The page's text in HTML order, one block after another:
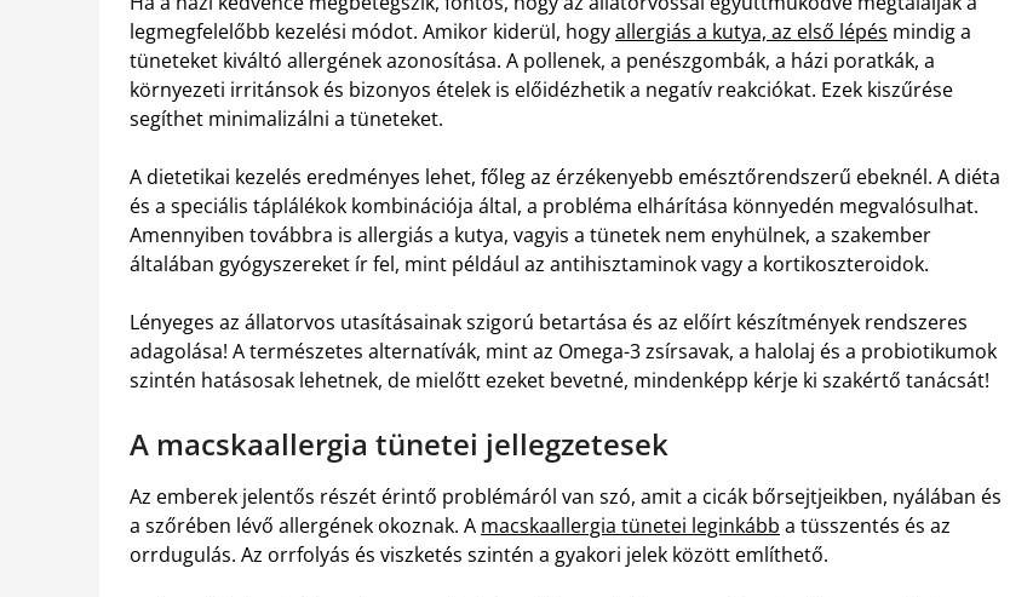
legmegfelelőbb kezelési módot. Amikor kiderül, hogyallergiás a kutya, az első lépés mindig a
tüneteket kiváltó allergének azonosítása. A pollenek, a penészgombák, a házi poratkák, a
környezeti irritánsok és bizonyos ételek is előidézhetik a negatív reakciókat. Ezek kiszűrése
segíthet minimalizálni a tüneteket.
A dietetikai kezelés eredményes lehet, főleg az érzékenyebb emésztőrendszerű ebeknél. A diéta
és a speciális táplálékok kombinációja által, a probléma elhárítása könnyedén megvalósulhat.
Amennyiben továbbra is allergiás a kutya, vagyis a tünetek nem enyhülnek, a szakember
általában gyógyszereket ír fel, mint például az antihisztaminok vagy a kortikoszteroidok.
Lényeges az állatorvos utasításainak szigorú betartása és az előírt készítmények rendszeres
adagolása! A természetes alternatívák, mint az Omega-3 zsírsavak, a halolaj és a probiotikumok
szintén hatásosak lehetnek, de mielőtt ezeket bevetné, mindenképp kérje ki szakértő tanácsát!
A macskaallergia tünetei jellegzetesek
Az emberek jelentős részét érintő problémáról van szó, amit a cicák bőrsejtjeikben, nyálában és
a szőrében lévő allergének okoznak. A macskaallergia tünetei leginkább a tüsszentés és az
orrdugulás. Az orrfolyás és viszketés szintén a gyakori jelek között említhető.